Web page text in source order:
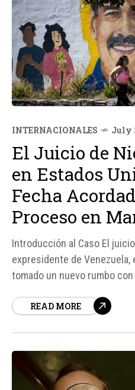
INTERNACIONALES July
El Juicio de
en Estados
Fecha
Proceso en
Introducción al Caso El
expresidente de Venezuela,
tomado un nuevo rumbo
Distrito Sur de Nueva York y
READ MORE